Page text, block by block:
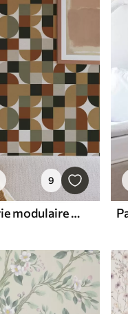
9
Papier peint Géométrie modulaire dans des tons chauds et terreux